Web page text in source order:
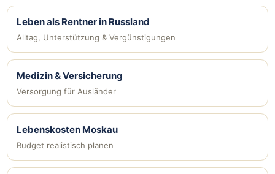
Leben als Rentner in Russland
Alltag, Unterstützung & Vergünstigungen
Medizin & Versicherung
Versorgung für Ausländer
Lebenskosten Moskau
Budget realistisch planen